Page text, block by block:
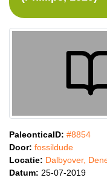
PaleonticaID: #8854
Door: fossildude
Locatie: Dalbyover,
Datum: 25-07-2019